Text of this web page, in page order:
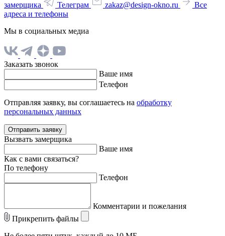
замерщика
Телеграм zakaz@design-okno.ru
Все
адреса и телефоны
Мы в социальных медиа
Заказать звонок
Ваше имя
Телефон
Отправляя заявку, вы соглашаетесь на обработку
персональных данных
Отправить заявку
Вызвать замерщика
Ваше имя
Как с вами связаться?
По телефону
Телефон
Комментарии и пожелания
Прикрепить файлы